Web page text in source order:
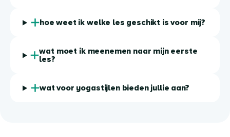
hoe weet ik welke les geschikt is voor mij?
wat moet ik meenemen naar mijn eerste
les?
wat voor yogastijlen bieden jullie aan?